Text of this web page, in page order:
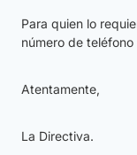
Para quien lo
número de
Atentamente,
La Directiva.